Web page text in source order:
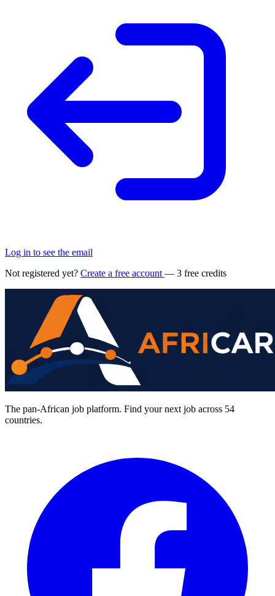
Log in to see the email
Not registered yet? Create a free account — 3 free credits
The pan-African job platform. Find your next job across 54
countries.